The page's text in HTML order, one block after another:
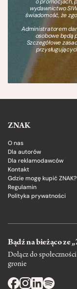
wydawnictwo
świadomość, że
Administratorem
osobowe będą
Szczegółowe
ZNAK
O nas
Dla autorów
Dla reklamodawców
Kontakt
Gdzie mogę kupić ZNAK?
Regulamin
Polityka prywatności
Bądź na bieżąco ze
Dołącz do
gronie